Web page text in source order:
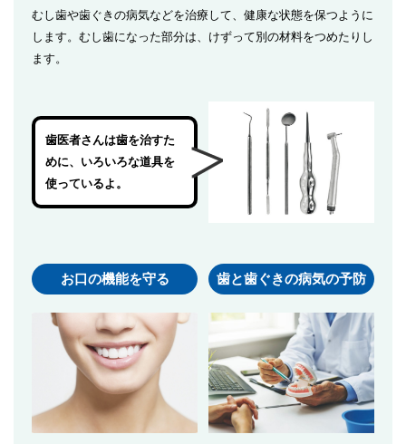
むし歯や歯ぐきの病気などを治療して、健康な状態を保つように
します。むし歯になった部分は、けずって別の材料をつめたりし
ます。
歯医者さんは歯を治すた
めに、いろいろな道具を
使っているよ。
お口の機能を守る 歯と歯ぐきの病気の予防